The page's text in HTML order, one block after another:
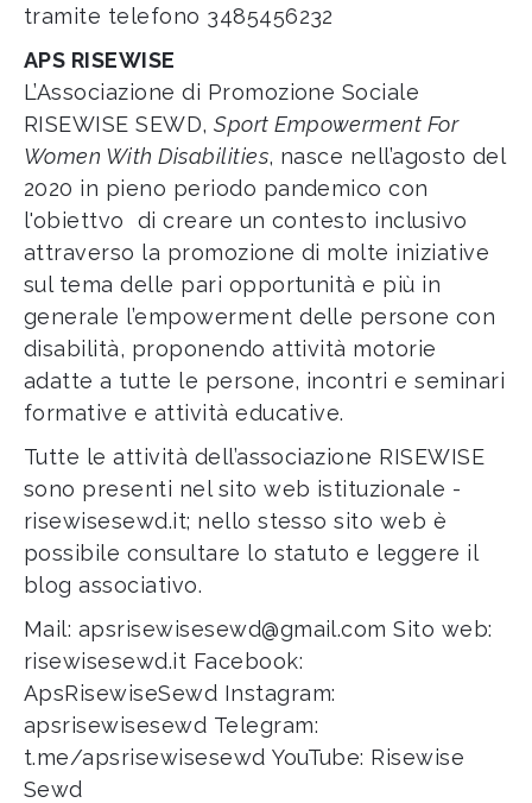
tramite telefono 3485456232
APS RISEWISE
L’Associazione di Promozione Sociale
RISEWISE SEWD,Sport Empowerment For
Women With Disabilities, nasce nell’agosto del
2020 in pieno periodo pandemico con
l'obiettvo di creare un contesto inclusivo
attraverso la promozione di molte iniziative
sul tema delle pari opportunità e più in
generale l’empowerment delle persone con
disabilità, proponendo attività motorie
adatte a tutte le persone, incontri e seminari
formative e attività educative.
Tutte le attività dell’associazione RISEWISE
sono presenti nel sito web istituzionale -
risewisesewd.it; nello stesso sito web è
possibile consultare lo statuto e leggere il
blog associativo.
Mail: apsrisewisesewd@gmail.com Sito web:
risewisesewd.it Facebook:
ApsRisewiseSewd Instagram:
apsrisewisesewd Telegram:
t.me/apsrisewisesewd YouTube: Risewise
Sewd